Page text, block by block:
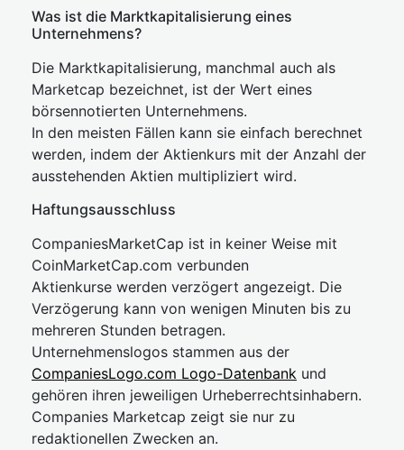
Was ist die Marktkapitalisierung eines
Unternehmens?
Die Marktkapitalisierung, manchmal auch als
Marketcap bezeichnet, ist der Wert eines
börsennotierten Unternehmens.
In den meisten Fällen kann sie einfach berechnet
werden, indem der Aktienkurs mit der Anzahl der
ausstehenden Aktien multipliziert wird.
Haftungsausschluss
CompaniesMarketCap ist in keiner Weise mit
CoinMarketCap.com verbunden
Aktienkurse werden verzögert angezeigt. Die
Verzögerung kann von wenigen Minuten bis zu
mehreren Stunden betragen.
Unternehmenslogos stammen aus der
CompaniesLogo.com Logo-Datenbank und
gehören ihren jeweiligen Urheberrechtsinhabern.
Companies Marketcap zeigt sie nur zu
redaktionellen Zwecken an.